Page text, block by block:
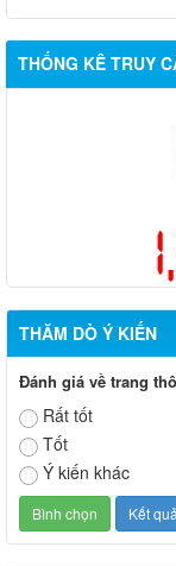
THỐNG KÊ TRUY
THĂM DÒ Ý KIẾN
Đánh giá về trang
Rất tốt
Tốt
Ý kiến khác